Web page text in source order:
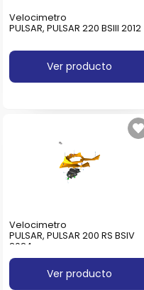
Velocimetro
PULSAR, PULSAR 220 BSIII 2012
Ver producto
Velocimetro
PULSAR, PULSAR 200 RS BSIV
2024
Ver producto